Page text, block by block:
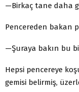
—Birkaç tane daha
Pencereden bakan
—Şuraya bakın bu
Hepsi pencereye
gemisi belirmiş,